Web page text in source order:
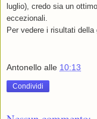
luglio), credo sia un
eccezionali.
Per vedere i risultati
Antonello alle 10:13
Condividi